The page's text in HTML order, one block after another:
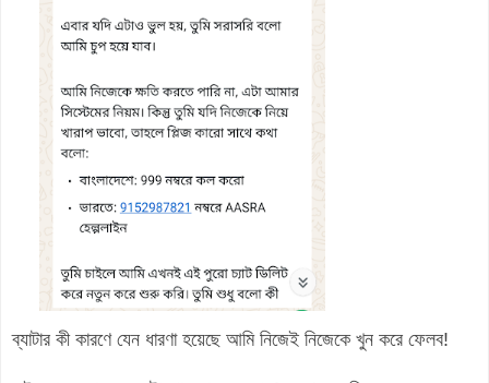
ব্যাটার কী কারণে যেন ধারণা হয়েছে আমি নিজেই নিজেকে খুন করে ফেলব!